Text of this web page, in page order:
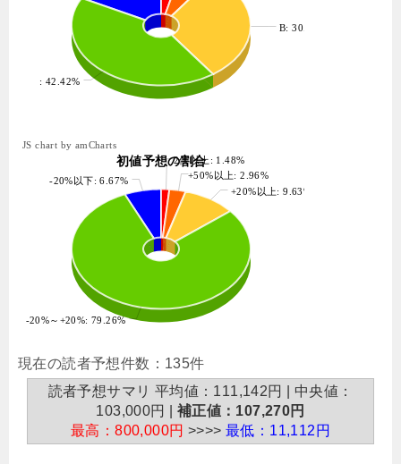
B: 30.30%
: 42.42%
-20%以下: 6.67%
2倍以上: 1.48%
+50%以上: 2.96%
+20%以上: 9.63%
-20%～+20%: 79.26%
初値予想の割合
JS chart by amCharts
現在の読者予想件数：135件
読者予想サマリ 平均値：111,142円 | 中央値：
103,000円 | 補正値：107,270円
最高：800,000円 >>>> 最低：11,112円